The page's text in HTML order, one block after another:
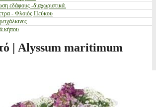
εδάφους -διαχωριστικά.
- Φλοιός Πεύκου
κήπου
| Alyssum maritimum